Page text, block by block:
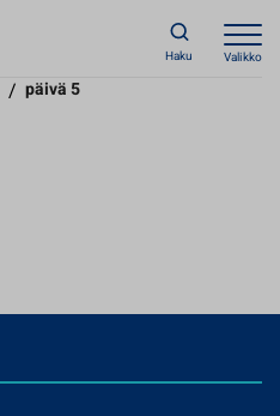
Haku Valikko
/ päivä 5